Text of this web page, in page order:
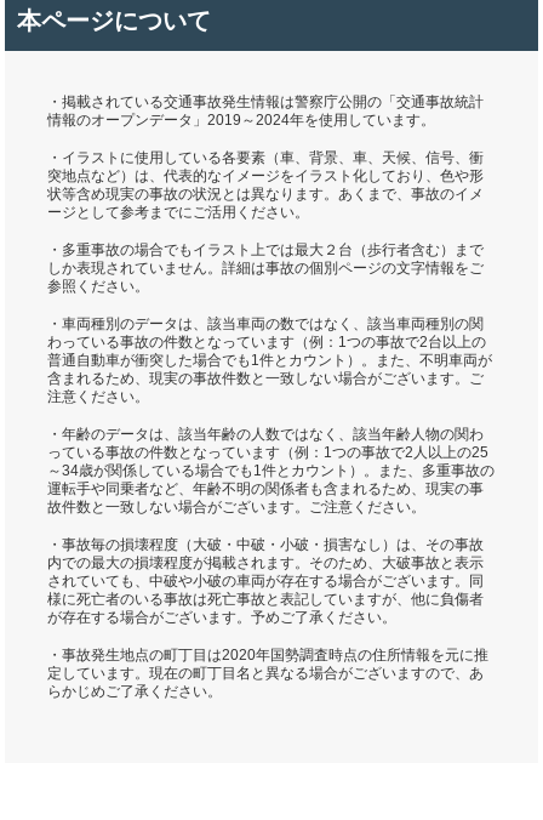
本ページについて
・掲載されている交通事故発生情報は警察庁公開の「交通事故統計
情報のオープンデータ」2019～2024年を使用しています。
・イラストに使用している各要素（車、背景、車、天候、信号、衝
突地点など）は、代表的なイメージをイラスト化しており、色や形
状等含め現実の事故の状況とは異なります。あくまで、事故のイメ
ージとして参考までにご活用ください。
・多重事故の場合でもイラスト上では最大２台（歩行者含む）まで
しか表現されていません。詳細は事故の個別ページの文字情報をご
参照ください。
・車両種別のデータは、該当車両の数ではなく、該当車両種別の関
わっている事故の件数となっています（例：1つの事故で2台以上の
普通自動車が衝突した場合でも1件とカウント）。また、不明車両が
含まれるため、現実の事故件数と一致しない場合がございます。ご
注意ください。
・年齢のデータは、該当年齢の人数ではなく、該当年齢人物の関わ
っている事故の件数となっています（例：1つの事故で2人以上の25
～34歳が関係している場合でも1件とカウント）。また、多重事故の
運転手や同乗者など、年齢不明の関係者も含まれるため、現実の事
故件数と一致しない場合がございます。ご注意ください。
・事故毎の損壊程度（大破・中破・小破・損害なし）は、その事故
内での最大の損壊程度が掲載されます。そのため、大破事故と表示
されていても、中破や小破の車両が存在する場合がございます。同
様に死亡者のいる事故は死亡事故と表記していますが、他に負傷者
が存在する場合がございます。予めご了承ください。
・事故発生地点の町丁目は2020年国勢調査時点の住所情報を元に推
定しています。現在の町丁目名と異なる場合がございますので、あ
らかじめご了承ください。